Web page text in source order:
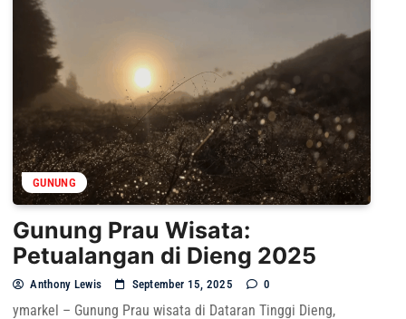
GUNUNG
Gunung Prau Wisata:
Petualangan di Dieng 2025
Anthony Lewis September 15, 2025 0
ymarkel – Gunung Prau wisata di Dataran Tinggi Dieng,